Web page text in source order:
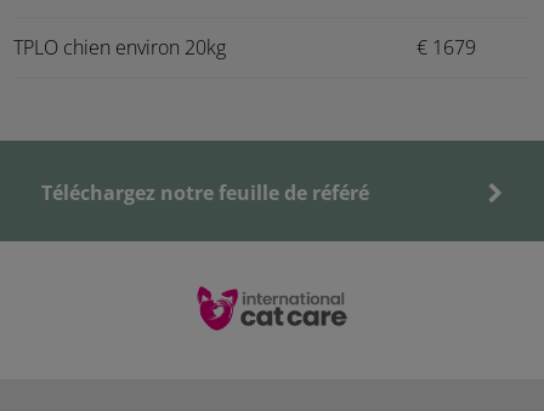
TPLO chien environ 20kg € 1679
Téléchargez notre feuille de référé